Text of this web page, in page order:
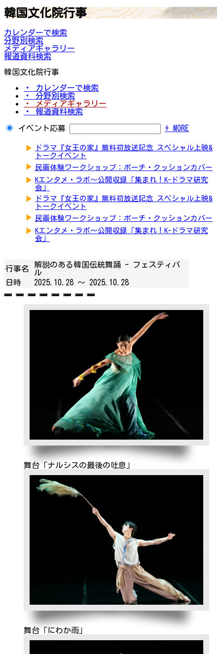
韓国文化院行事
カレンダーで検索
分野別検索
メディアギャラリー
報道資料検索
韓国文化院行事
・ カレンダーで検索
・ 分野別検索
・ メディアギャラリー
・ 報道資料検索
イベント応募 + MORE
▶
ドラマ『女王の家』無料初放送記念 スペシャル上映&
トークイベント
▶ 民画体験ワークショップ：ポーチ・クッションカバー
▶ Kエンタメ・ラボ～公開収録「集まれ！K-ドラマ研究
会」
▶
ドラマ『女王の家』無料初放送記念 スペシャル上映&
トークイベント
▶ 民画体験ワークショップ：ポーチ・クッションカバー
▶ Kエンタメ・ラボ～公開収録「集まれ！K-ドラマ研究
会」
行事名
解説のある韓国伝統舞踊 - フェスティバ
ル
日時
2025.10.28 ～ 2025.10.28
舞台「ナルシスの最後の吐息」
舞台「にわか雨」